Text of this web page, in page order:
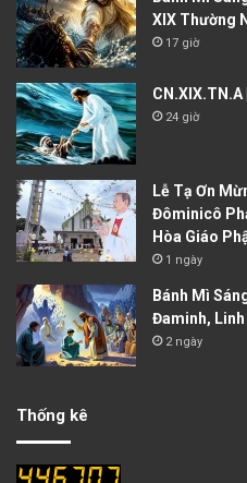
XIX Thường
17 giờ
CN.XIX.TN.A
24 giờ
Lễ Tạ Ơn
Đôminicô
Hòa Giáo
1 ngày
Bánh Mì
Đaminh,
2 ngày
Thống kê